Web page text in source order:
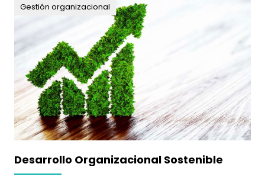
Gestión organizacional
Desarrollo Organizacional Sostenible